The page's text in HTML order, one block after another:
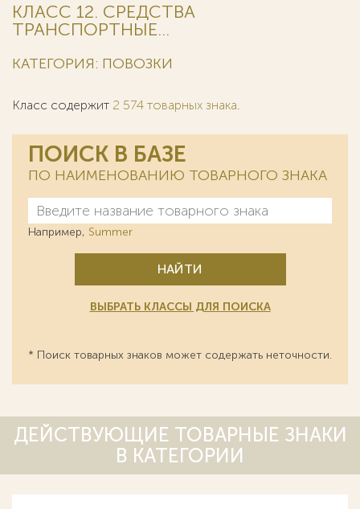
КЛАСС 12. СРЕДСТВА
ТРАНСПОРТНЫЕ...
КАТЕГОРИЯ: ПОВОЗКИ
Класс содержит 2 574 товарных знака.
ПОИСК В БАЗЕ
ПО НАИМЕНОВАНИЮ ТОВАРНОГО ЗНАКА
Например, Summer
НАЙТИ
ВЫБРАТЬ КЛАССЫ ДЛЯ ПОИСКА
* Поиск товарных знаков может содержать неточности.
ДЕЙСТВУЮЩИЕ ТОВАРНЫЕ ЗНАКИ
В КАТЕГОРИИ